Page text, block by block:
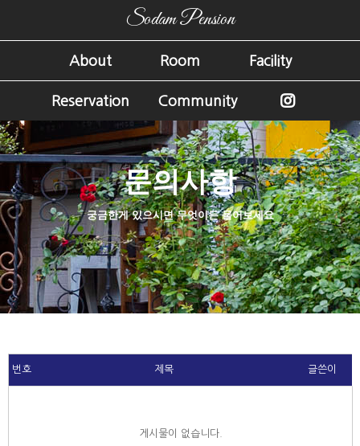
Sodam Pension
About Room Facility
Reservation Community
문의사항
궁금한게 있으시면 무엇이든 물어보세요
번호 제목 글쓴이
게시물이 없습니다.